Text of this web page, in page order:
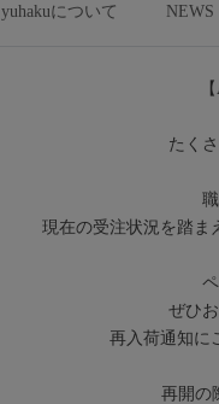
yuhakuについて NEWS
たく
現在の受注状況を踏ま
ぜひ
再入荷通知に
再開の